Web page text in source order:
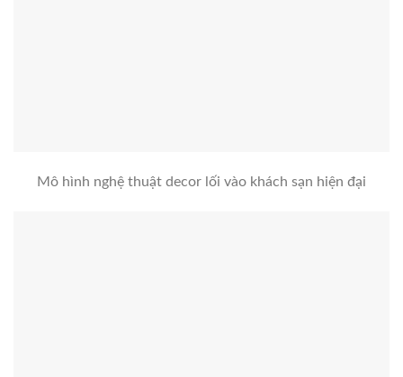
Mô hình nghệ thuật decor lối vào khách sạn hiện đại